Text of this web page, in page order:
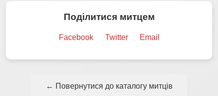
Поділитися митцем
Facebook Twitter Email
← Повернутися до каталогу митців